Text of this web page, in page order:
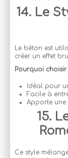
14. Le
Le béton est
créer un effet
Pourquoi choisir
Idéal pour
Facile à
Apporte une
15.
Ce style